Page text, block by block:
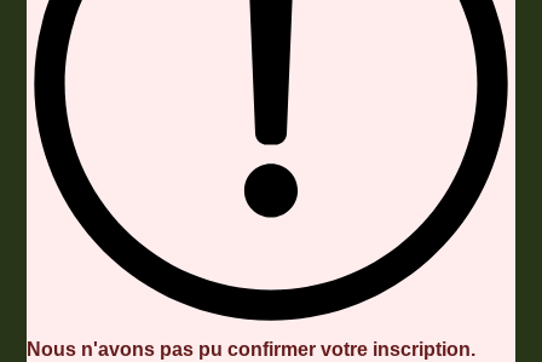
Nous n'avons pas pu confirmer votre inscription.